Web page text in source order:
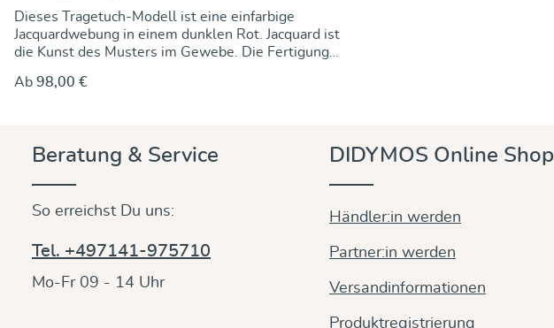
Dieses Tragetuch-Modell ist eine einfarbige
Jacquardwebung in einem dunklen Rot. Jacquard ist
die Kunst des Musters im Gewebe. Die Fertigung
speziellen Webstuhls und eines sehr erfahrenen
Ab 98,00 €
Beratung & Service
So erreichst Du uns:
Tel. +497141-975710
Mo-Fr 09 - 14 Uhr
DIDYMOS Online Shop
Händler:in werden
Partner:in werden
Versandinformationen
Produktregistrierung